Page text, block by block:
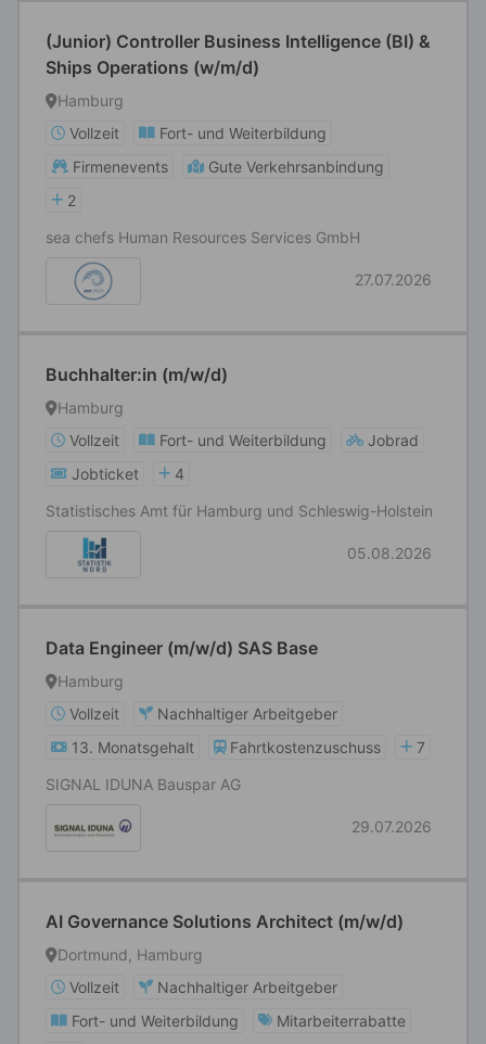
(Junior) Controller Business Intelligence (BI) &
Ships Operations (w/m/d)
Hamburg
Vollzeit
Fort- und Weiterbildung
Firmenevents
Gute Verkehrsanbindung
2
sea chefs Human Resources Services GmbH
27.07.2026
Buchhalter:in (m/w/d)
Hamburg
Vollzeit
Fort- und Weiterbildung
Jobrad
Jobticket
4
Statistisches Amt für Hamburg und Schleswig-Holstein
05.08.2026
Data Engineer (m/w/d) SAS Base
Hamburg
Vollzeit
Nachhaltiger Arbeitgeber
13. Monatsgehalt
Fahrtkostenzuschuss
7
SIGNAL IDUNA Bauspar AG
29.07.2026
AI Governance Solutions Architect (m/w/d)
Dortmund, Hamburg
Vollzeit
Nachhaltiger Arbeitgeber
Fort- und Weiterbildung
Mitarbeiterrabatte